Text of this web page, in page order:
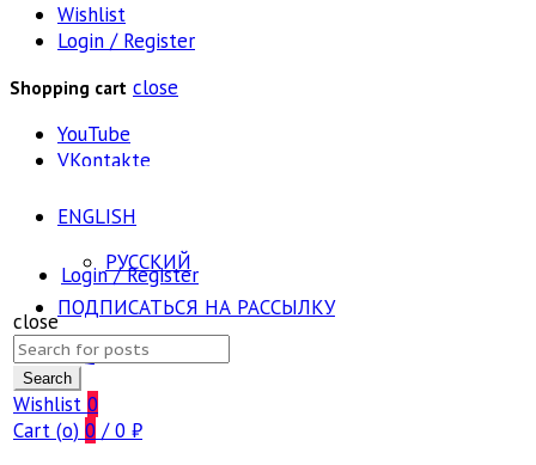
Wishlist
Login / Register
Shopping cart close
YouTube
VKontakte
ENGLISH
РУССКИЙ
ПОДПИСАТЬСЯ НА РАССЫЛКУ
FAQ
Login / Register
close
Search
for:
Search
Wishlist 0
Cart (o) 0 / 0 ₽